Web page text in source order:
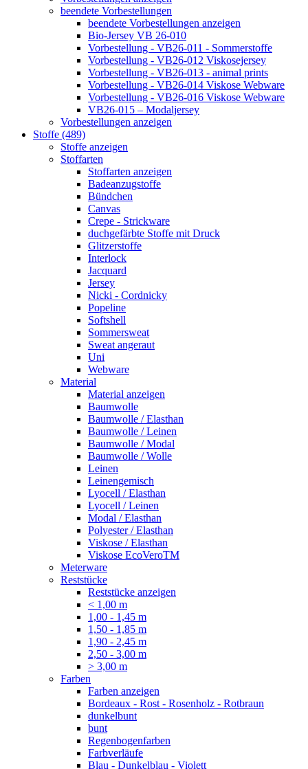
beendete Vorbestellungen
beendete Vorbestellungen anzeigen
Bio-Jersey VB 26-010
Vorbestellung - VB26-011 - Sommerstoffe
Vorbestellung - VB26-012 Viskosejersey
Vorbestellung - VB26-013 - animal prints
Vorbestellung - VB26-014 Viskose Webware
Vorbestellung - VB26-016 Viskose Webware
VB26-015 – Modaljersey
Vorbestellungen anzeigen
Stoffe (489)
Stoffe anzeigen
Stoffarten
Stoffarten anzeigen
Badeanzugstoffe
Bündchen
Canvas
Crepe - Strickware
duchgefärbte Stoffe mit Druck
Glitzerstoffe
Interlock
Jacquard
Jersey
Nicki - Cordnicky
Popeline
Softshell
Sommersweat
Sweat angeraut
Uni
Webware
Material
Material anzeigen
Baumwolle
Baumwolle / Elasthan
Baumwolle / Leinen
Baumwolle / Modal
Baumwolle / Wolle
Leinen
Leinengemisch
Lyocell / Elasthan
Lyocell / Leinen
Modal / Elasthan
Polyester / Elasthan
Viskose / Elasthan
Viskose EcoVeroTM
Meterware
Reststücke
Reststücke anzeigen
< 1,00 m
1,00 - 1,45 m
1,50 - 1,85 m
1,90 - 2,45 m
2,50 - 3,00 m
> 3,00 m
Farben
Farben anzeigen
Bordeaux - Rost - Rosenholz - Rotbraun
dunkelbunt
bunt
Regenbogenfarben
Farbverläufe
Blau - Dunkelblau - Violett